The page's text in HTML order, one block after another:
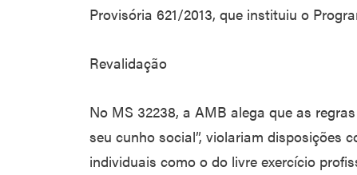
Provisória 621/2013, que instituiu o
Revalidação
No MS 32238, a AMB alega que as
seu cunho social”, violariam disposições
individuais como o do livre exercício